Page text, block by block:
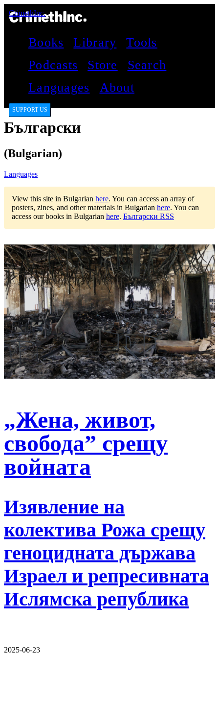
CrimethInc.
Books Library
Tools
Podcasts
Store
Search
Languages
About
SUPPORT US
Български
(Bulgarian)
Languages
View this site in Bulgarian here. You can access an array of
posters, zines, and other materials in Bulgarian here. You can
access our books in Bulgarian here. Български RSS
„Жена, живот,
свобода” срещу
войната
Изявление на
колектива Рожа срещу
геноцидната държава
Израел и репресивната
Ислямска република
2025-06-23